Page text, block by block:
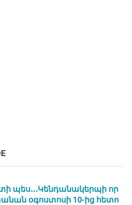
պես․․․Կենդանակերպի որ
օգոստոսի 10-ից հետո